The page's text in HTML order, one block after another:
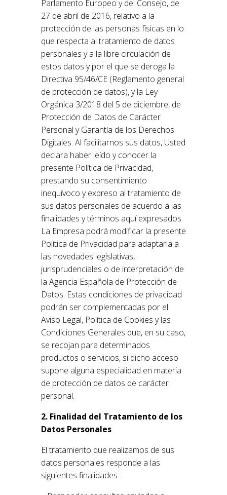
Parlamento Europeo y del Consejo, de
27 de abril de 2016, relativo a la
protección de las personas físicas en lo
que respecta al tratamiento de datos
personales y a la libre circulación de
estos datos y por el que se deroga la
Directiva 95/46/CE (Reglamento general
de protección de datos), y la Ley
Orgánica 3/2018 del 5 de diciembre, de
Protección de Datos de Carácter
Personal y Garantía de los Derechos
Digitales. Al facilitarnos sus datos, Usted
declara haber leído y conocer la
presente Política de Privacidad,
prestando su consentimiento
inequívoco y expreso al tratamiento de
sus datos personales de acuerdo a las
finalidades y términos aquí expresados.
La Empresa podrá modificar la presente
Política de Privacidad para adaptarla a
las novedades legislativas,
jurisprudenciales o de interpretación de
la Agencia Española de Protección de
Datos. Estas condiciones de privacidad
podrán ser complementadas por el
Aviso Legal, Política de Cookies y las
Condiciones Generales que, en su caso,
se recojan para determinados
productos o servicios, si dicho acceso
supone alguna especialidad en materia
de protección de datos de carácter
personal.
2. Finalidad del Tratamiento de los
Datos Personales
El tratamiento que realizamos de sus
datos personales responde a las
siguientes finalidades: